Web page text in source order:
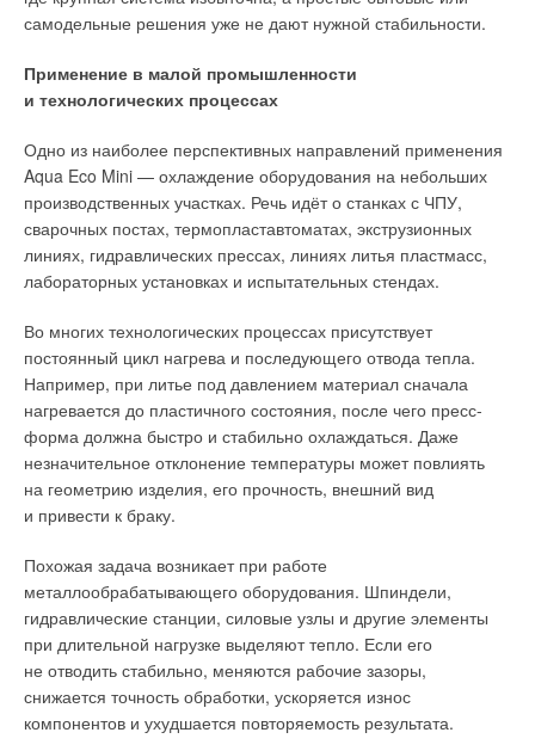
самодельные решения уже не дают нужной стабильности.
Применение в малой промышленности
и технологических процессах
Одно из наиболее перспективных направлений применения
Aqua Eco Mini — охлаждение оборудования на небольших
производственных участках. Речь идёт о станках с ЧПУ,
сварочных постах, термопластавтоматах, экструзионных
линиях, гидравлических прессах, линиях литья пластмасс,
лабораторных установках и испытательных стендах.
Во многих технологических процессах присутствует
постоянный цикл нагрева и последующего отвода тепла.
Например, при литье под давлением материал сначала
нагревается до пластичного состояния, после чего пресс-
форма должна быстро и стабильно охлаждаться. Даже
незначительное отклонение температуры может повлиять
на геометрию изделия, его прочность, внешний вид
и привести к браку.
Похожая задача возникает при работе
металлообрабатывающего оборудования. Шпиндели,
гидравлические станции, силовые узлы и другие элементы
при длительной нагрузке выделяют тепло. Если его
не отводить стабильно, меняются рабочие зазоры,
снижается точность обработки, ускоряется износ
компонентов и ухудшается повторяемость результата.
Чиллеры с винтовыми компрессорами
На производственной площадке выпускаются чиллеры
с винтовыми компрессорами производительностью от 175 до
2000 кВт. Линейка включает более 60 моделей с воздушным
и водяным охлаждением конденсатора для объектов
с высокими нагрузками и повышенными требованиями
к надёжности систем холодоснабжения.
Дополнительно TCL использует аэродинамический дизайн
жалюзи внутреннего блока с рельефной поверхностью,
вдохновлённой структурой мяча для гольфа. Такая форма
помогает направлять поток воздуха выше и дальше вдоль
потолка, увеличивая эффективность распределения воздуха
внутри помещения. Полноценно оценить значение этих
Дальность воздушного потока у серии SaveIN достигает 10 м,
а объём циркуляции воздуха — до 1570 м³/ч. Благодаря
этому кондиционер способен быстрее охлаждать помещение
и поддерживать более стабильную температуру даже
в удалённых зонах комнаты.